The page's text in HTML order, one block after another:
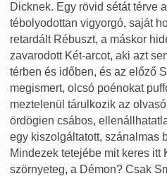
Dicknek. Egy rövid sétát térve
tébolyodottan vigyorgó, saját
retardált Rébuszt, a máskor
zavarodott Két-arcot, aki azt
térben és időben, és az előző
megismert, olcsó poénokat
meztelenül tárulkozik az
ördögien csábos,
egy kiszolgáltatott, szánalmas
Mindezek tetejébe mit keres
szörnyeteg, a Démon? Csak